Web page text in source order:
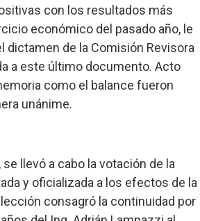
con los resultados más
económico del pasado año, le
dictamen de la Comisión Revisora
a este último documento. Acto
como el balance fueron
unánime.
llevó a cabo la votación de la
y oficializada a los efectos de la
consagró la continuidad por